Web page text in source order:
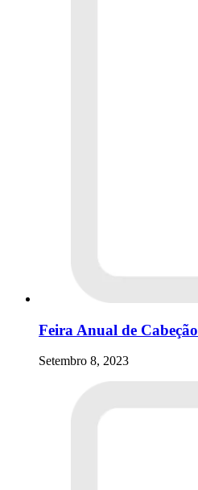
Feira Anual de Cabeção
Setembro 8, 2023